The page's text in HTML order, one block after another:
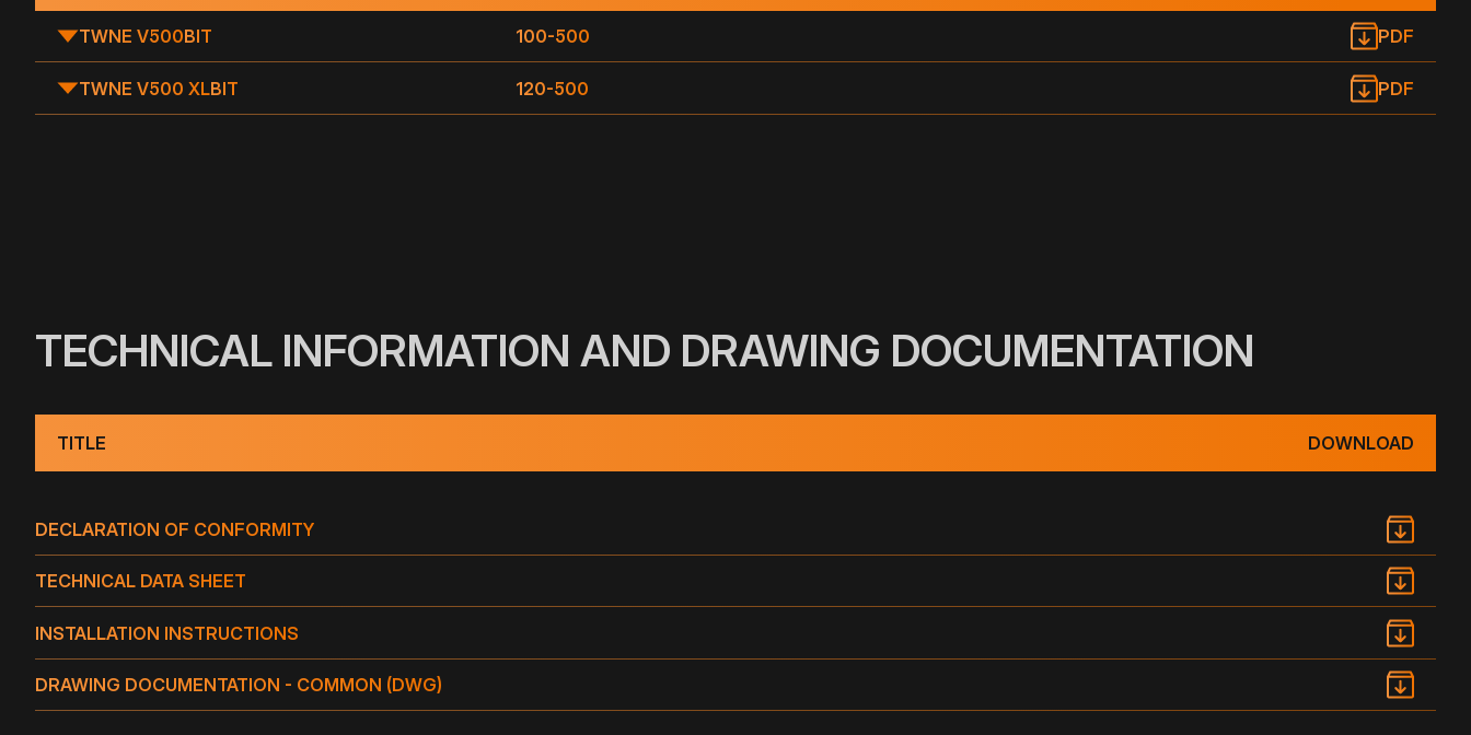
TWNE V500BIT 100-500 PDF
TWNE V500 XLBIT 120-500 PDF
TECHNICAL INFORMATION AND DRAWING DOCUMENTATION
TITLE DOWNLOAD
DECLARATION OF CONFORMITY
TECHNICAL DATA SHEET
INSTALLATION INSTRUCTIONS
DRAWING DOCUMENTATION - COMMON (DWG)